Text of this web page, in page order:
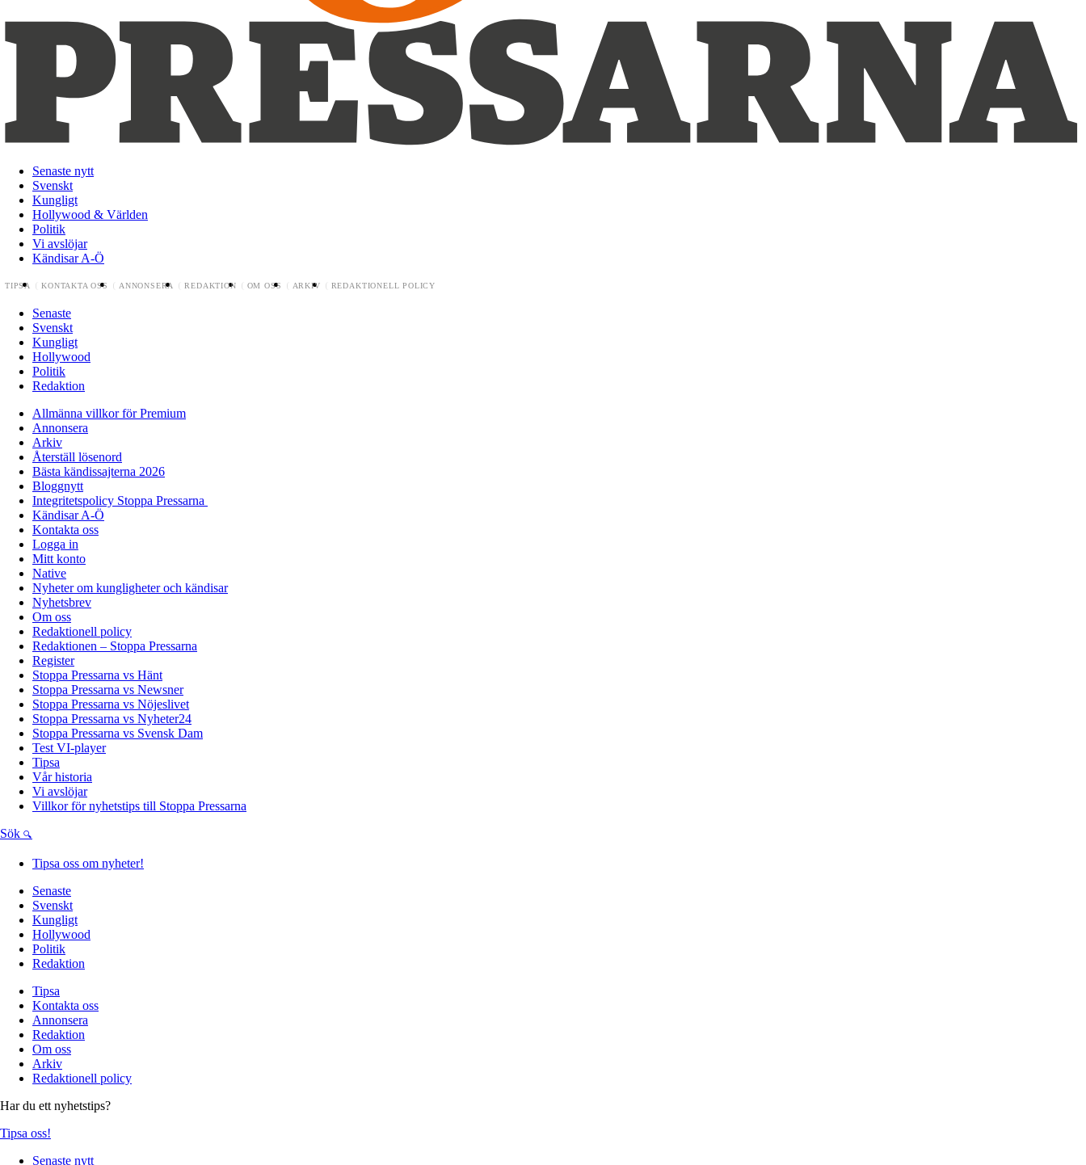
Senaste nytt
Svenskt
Kungligt
Hollywood & Världen
Politik
Vi avslöjar
Kändisar A-Ö
TIPSA KONTAKTA OSS ANNONSERA REDAKTION OM OSS ARKIV REDAKTIONELL POLICY
Senaste
Svenskt
Kungligt
Hollywood
Politik
Redaktion
Allmänna villkor för Premium
Annonsera
Arkiv
Återställ lösenord
Bästa kändissajterna 2026
Bloggnytt
Integritetspolicy Stoppa Pressarna
Kändisar A-Ö
Kontakta oss
Logga in
Mitt konto
Native
Nyheter om kungligheter och kändisar
Nyhetsbrev
Om oss
Redaktionell policy
Redaktionen – Stoppa Pressarna
Register
Stoppa Pressarna vs Hänt
Stoppa Pressarna vs Newsner
Stoppa Pressarna vs Nöjeslivet
Stoppa Pressarna vs Nyheter24
Stoppa Pressarna vs Svensk Dam
Test VI-player
Tipsa
Vår historia
Vi avslöjar
Villkor för nyhetstips till Stoppa Pressarna
Sök
Tipsa oss om nyheter!
Senaste
Svenskt
Kungligt
Hollywood
Politik
Redaktion
Tipsa
Kontakta oss
Annonsera
Redaktion
Om oss
Arkiv
Redaktionell policy
Har du ett nyhetstips?
Tipsa oss!
Senaste nytt